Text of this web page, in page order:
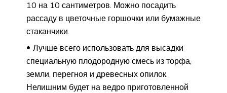
10 на 10 сантиметров. Можно посадить
рассаду в цветочные горшочки или бумажные
стаканчики.
Лучше всего использовать для высадки
специальную плодородную смесь из торфа,
земли, перегноя и древесных опилок.
Нелишним будет на ведро приготовленной